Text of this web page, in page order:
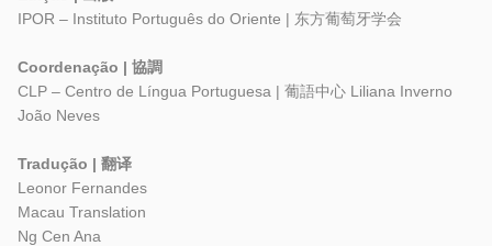
IPOR – Instituto Português do Oriente | 东方葡萄牙学会
Coordenação | 協調
CLP – Centro de Língua Portuguesa | 葡語中心 Liliana Inverno
João Neves
Tradução | 翻译
Leonor Fernandes
Macau Translation
Ng Cen Ana